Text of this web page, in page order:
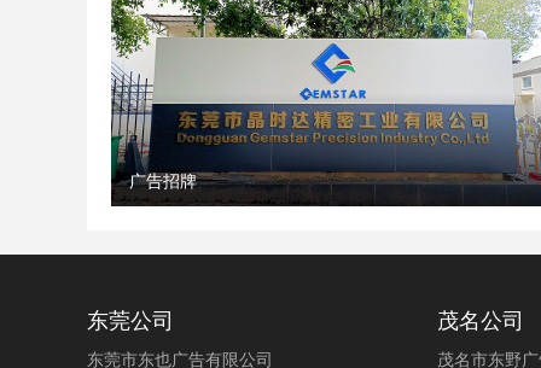
广告招牌
东莞公司
东莞市东也广告有限公司
茂名公司
茂名市东野